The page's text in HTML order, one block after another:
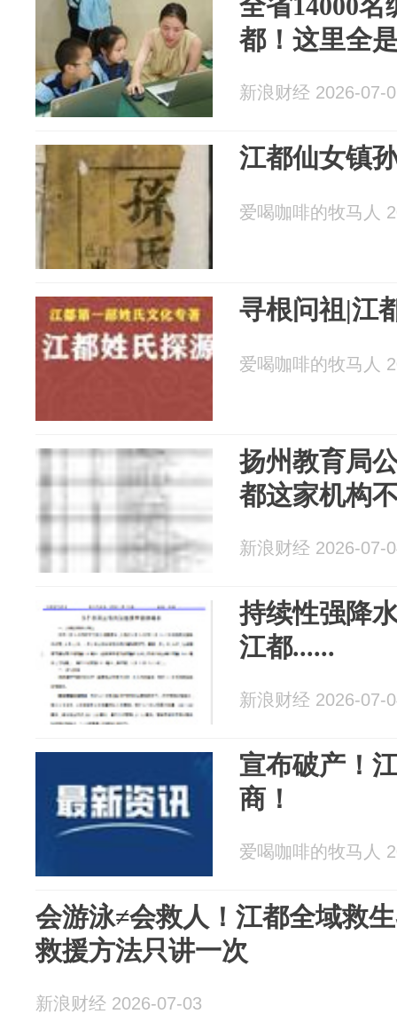
都！这里全
新浪财经 2026-07-
江都仙女镇
爱喝咖啡的牧马人
寻根问祖|江
爱喝咖啡的牧马人
扬州教育局
都这家机构
新浪财经 2026-07-
持续性强降
江都......
新浪财经 2026-07-
宣布破产！
商！
爱喝咖啡的牧马人
会游泳≠会救人！江都全域救
救援方法只讲一次
新浪财经 2026-07-03